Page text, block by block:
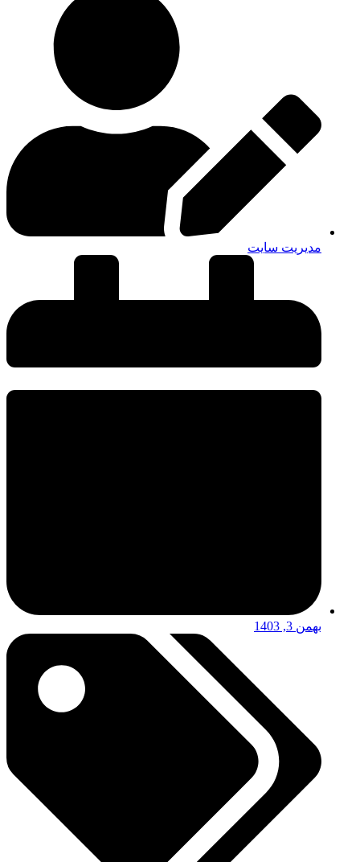
مدیریت سایت
بهمن 3, 1403